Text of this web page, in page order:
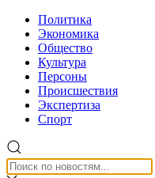
Политика
Экономика
Общество
Культура
Персоны
Происшествия
Экспертиза
Спорт